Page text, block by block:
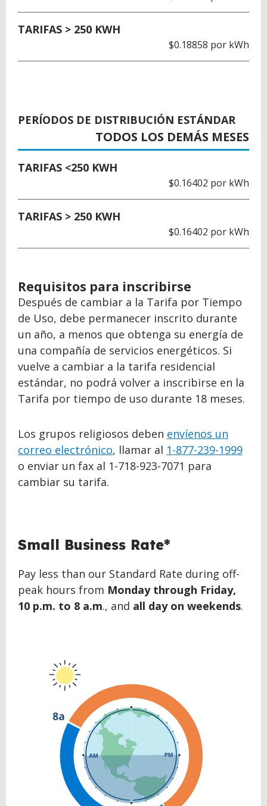
TARIFAS > 250 KWH
$0.18858 por kWh
PERÍODOS DE DISTRIBUCIÓN ESTÁNDAR
TODOS LOS DEMÁS MESES
TARIFAS <250 KWH
$0.16402 por kWh
TARIFAS > 250 KWH
$0.16402 por kWh
Requisitos para inscribirse
Después de cambiar a la Tarifa por Tiempo
de Uso, debe permanecer inscrito durante
un año, a menos que obtenga su energía de
una compañía de servicios energéticos. Si
vuelve a cambiar a la tarifa residencial
estándar, no podrá volver a inscribirse en la
Tarifa por tiempo de uso durante 18 meses.
Los grupos religiosos deben envíenos un
correo electrónico, llamar al 1-877-239-1999
o enviar un fax al 1-718-923-7071 para
cambiar su tarifa.
Small Business Rate*
Pay less than our Standard Rate during off-
peak hours from Monday through Friday,
10 p.m. to 8 a.m., and all day on weekends.